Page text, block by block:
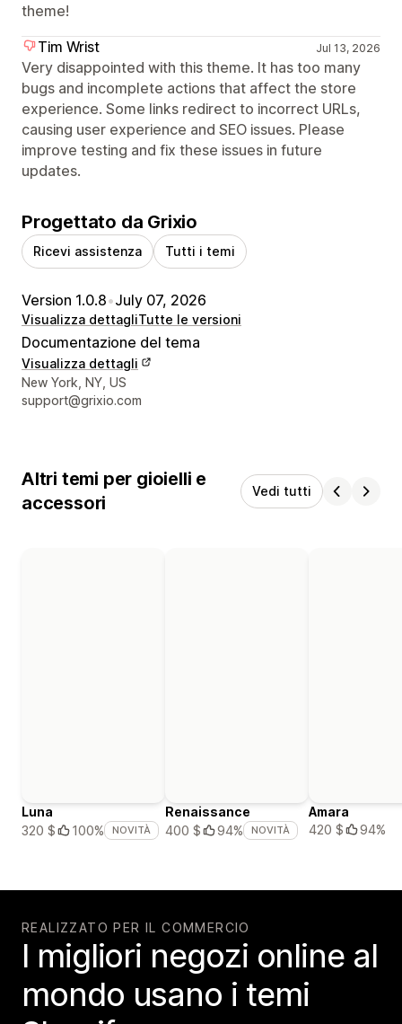
theme!
Tim Wrist
Jul 13, 2026
Very disappointed with this theme. It has too many
bugs and incomplete actions that affect the store
experience. Some links redirect to incorrect URLs,
causing user experience and SEO issues. Please
improve testing and fix these issues in future
updates.
Progettato da Grixio
Ricevi assistenza Tutti i temi
Version 1.0.8•July 07, 2026
Visualizza dettagliTutte le versioni
Documentazione del tema
Visualizza dettagli
Recapiti del designer
New York, NY, US
support@grixio.com
Altri temi per gioielli e
accessori
Vedi tutti
Luna
320 $
100% NOVITÀ
Renaissance
400 $
94% NOVITÀ
Amara
420 $
94%
REALIZZATO PER IL COMMERCIO
I migliori negozi online al
mondo usano i temi